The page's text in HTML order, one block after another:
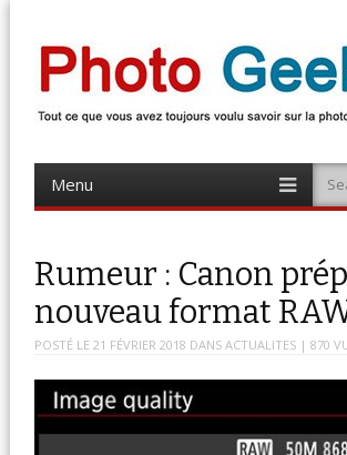
Photo Geek
Menu
content
Rumeur : Canon
nouveau format
POSTÉ LE 21 FÉVRIER 2018 DANSACTUALITES | 870